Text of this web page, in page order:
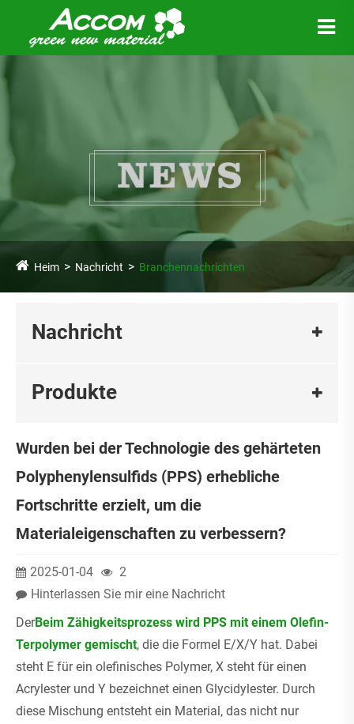
Heim Nachricht Branchennachrichten
Nachricht
Produkte
Wurden bei der Technologie des gehärteten
Polyphenylensulfids (PPS) erhebliche
Fortschritte erzielt, um die
Materialeigenschaften zu verbessern?
2025-01-04
2
Hinterlassen Sie mir eine Nachricht
DerBeim Zähigkeitsprozess wird PPS mit einem Olefin-
Terpolymer gemischt, die die Formel E/X/Y hat. Dabei
steht E für ein olefinisches Polymer, X steht für einen
Acrylester und Y bezeichnet einen Glycidylester. Durch
diese Mischung entsteht ein Material, das nicht nur